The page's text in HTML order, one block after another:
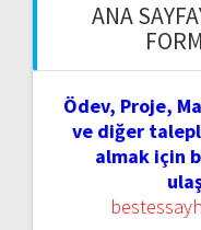
ANA
Ödev, Proje,
ve diğer
almak için